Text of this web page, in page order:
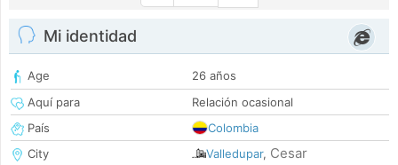
Mi identidad
Age
26 años
Aquí para
Relación ocasional
País
Colombia
City
Valledupar, Cesar